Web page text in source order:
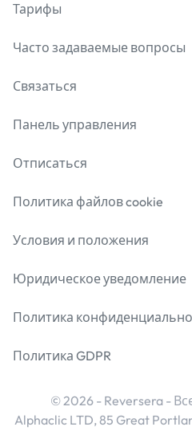
Тарифы
Часто задаваемые вопросы
Связаться
Панель управления
Отписаться
Политика файлов cookie
Условия и положения
Юридическое уведомление
Политика
Политика GDPR
© 2026 - Reversera -
Alphaclic LTD, 85 Great